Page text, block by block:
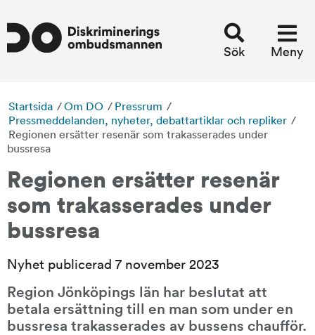
Sök Meny
Startsida /Om DO / Pressrum /
Pressmeddelanden, nyheter, debattartiklar och repliker /
Regionen ersätter resenär som trakasserades under
bussresa
Regionen ersätter resenär
som trakasserades under
bussresa
Nyhet publicerad 7 november 2023
Region Jönköpings län har beslutat att
betala ersättning till en man som under en
bussresa trakasserades av bussens chaufför.